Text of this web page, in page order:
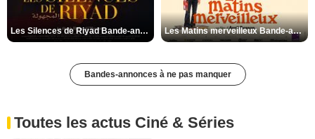
Les Silences de Riyad Bande-annonce VO STFR Les Matins merveilleux Bande-annonce VF
Bandes-annonces à ne pas manquer
Toutes les actus Ciné & Séries